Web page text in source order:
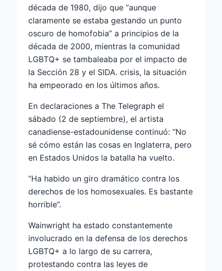
década de 1980, dijo que “aunque
claramente se estaba gestando un punto
oscuro de homofobia” a principios de la
década de 2000, mientras la comunidad
LGBTQ+ se tambaleaba por el impacto de
la Sección 28 y el SIDA. crisis, la situación
ha empeorado en los últimos años.
En declaraciones a The Telegraph el
sábado (2 de septiembre), el artista
canadiense-estadounidense continuó: “No
sé cómo están las cosas en Inglaterra, pero
en Estados Unidos la batalla ha vuelto.
“Ha habido un giro dramático contra los
derechos de los homosexuales. Es bastante
horrible”.
Wainwright ha estado constantemente
involucrado en la defensa de los derechos
LGBTQ+ a lo largo de su carrera,
protestando contra las leyes de